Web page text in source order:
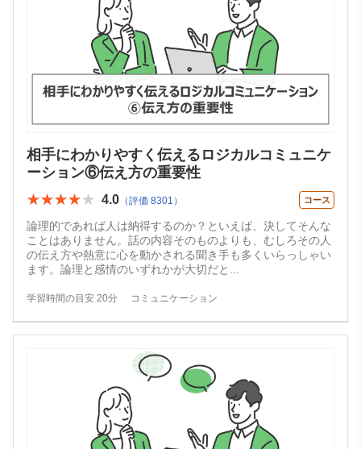
相手にわかりやすく伝えるロジカルコミュニケ
ーション⑥伝え方の重要性
★★★★★
★★★★★ 4.0 （評価 8301） コース
論理的であれば人は納得するのか？といえば、決してそんな
ことはありません。話の内容そのものよりも、むしろその人
の伝え方や熱意に心を動かされる聞き手も多くいらっしゃい
ます。論理と感情のいずれかが大切だと ...
学習時間の目安 20分 コミュニケーション